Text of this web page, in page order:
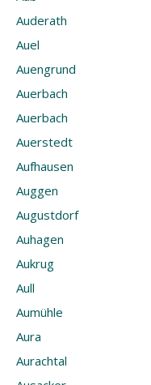
Auderath
Auel
Auengrund
Auerbach
Auerbach
Auerstedt
Aufhausen
Auggen
Augustdorf
Auhagen
Aukrug
Aull
Aumühle
Aura
Aurachtal